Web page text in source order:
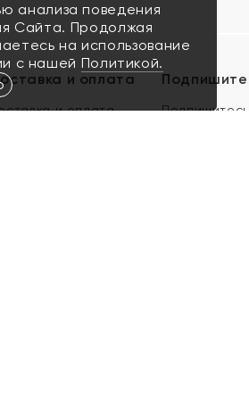
и оплата
и оплата
анализа поведения
Сайта. Продолжая
на использование
с нашей Политикой.